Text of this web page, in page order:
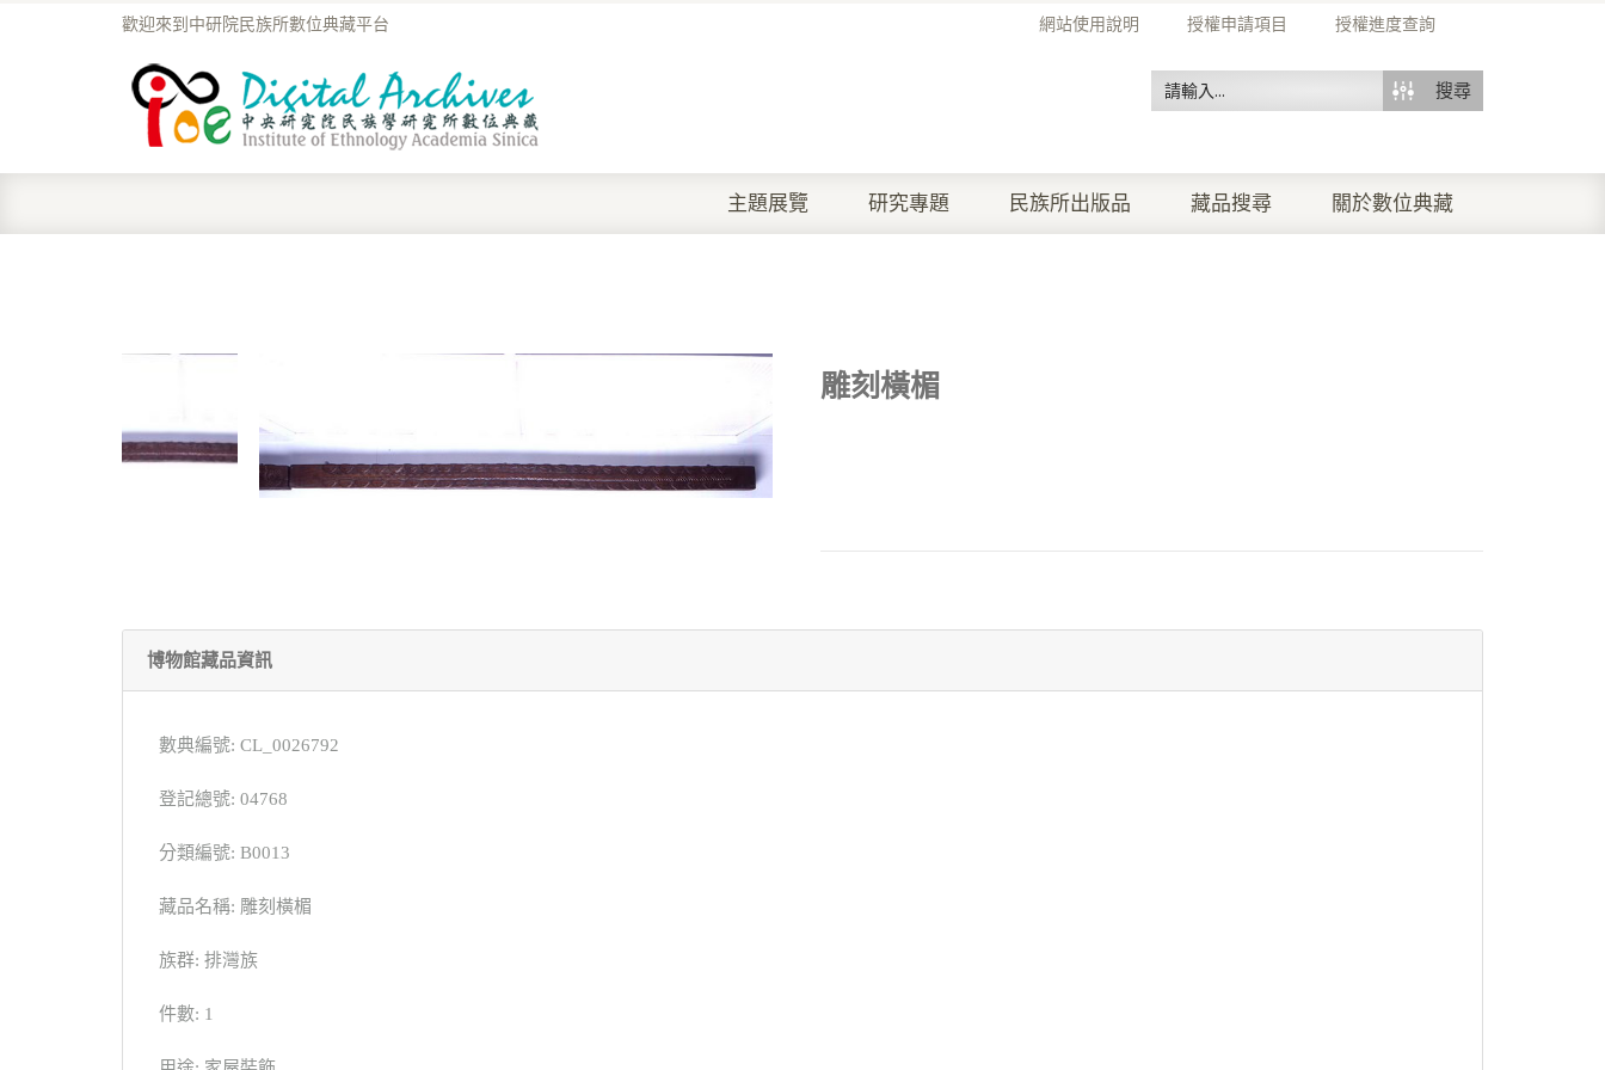
網站使用說明 授權申請項目 授權進度查詢
歡迎來到中研院民族所數位典藏平台
搜尋
主題展覽 研究專題 民族所出版品 藏品搜尋 關於數位典藏
雕刻橫楣
博物館藏品資訊
數典編號: CL_0026792
登記總號: 04768
分類編號: B0013
藏品名稱: 雕刻橫楣
族群: 排灣族
件數: 1